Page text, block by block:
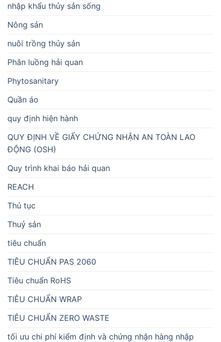
nhập khẩu thủy sản sống
Nông sản
nuôi trồng thủy sản
Phân luồng hải quan
Phytosanitary
Quần áo
quy định hiện hành
QUY ĐỊNH VỀ GIẤY CHỨNG NHẬN AN TOÀN LAO
ĐỘNG (OSH)
Quy trình khai báo hải quan
REACH
Thủ tục
Thuỷ sản
tiêu chuẩn
TIÊU CHUẨN PAS 2060
Tiêu chuẩn RoHS
TIÊU CHUẨN WRAP
TIÊU CHUẨN ZERO WASTE
tối ưu chi phí kiểm định và chứng nhận hàng nhập